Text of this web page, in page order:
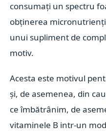
consumați un spectru
obținerea
unui supliment de
motiv.
Acesta este motivul
și, de asemenea, din
ce îmbătrânim, de
vitaminele B intr-un